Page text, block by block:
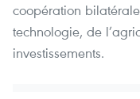
coopération
technologie, de
investissements.